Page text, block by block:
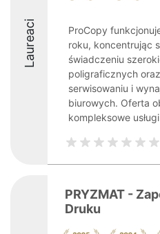
Laureaci
ProCopy
roku, koncentrując
świadczeniu
poligraficznych
serwisowaniu i
biurowych. Oferta
kompleksowe
PRYZMAT -
Druku